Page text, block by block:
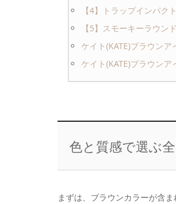
【4】トラップインパク
【5】スモーキーラウン
ケイト(KATE)ブラウン
ケイト(KATE)ブラウン
色と質感で選ぶ
まずは、ブラウンカラーが含